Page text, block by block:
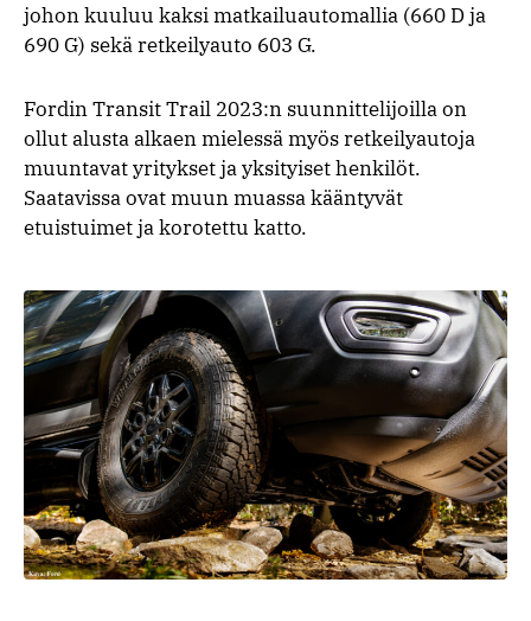
johon kuuluu kaksi matkailuautomallia (660 D ja
690 G) sekä retkeilyauto 603 G.
Fordin Transit Trail 2023:n suunnittelijoilla on
ollut alusta alkaen mielessä myös retkeilyautoja
muuntavat yritykset ja yksityiset henkilöt.
Saatavissa ovat muun muassa kääntyvät
etuistuimet ja korotettu katto.